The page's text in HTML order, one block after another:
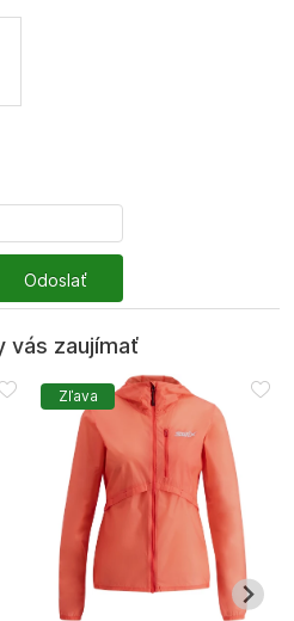
Odoslať
vás zaujímať
Zľava